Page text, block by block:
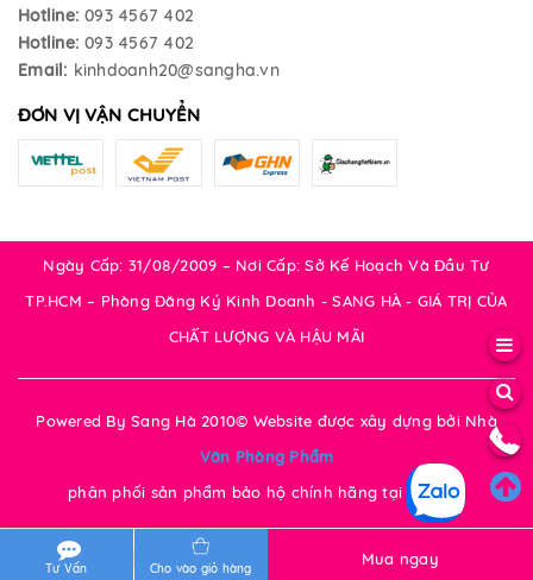
Tư Vấn Cho vào giỏ hàng
Mua ngay
Hotline: 093 4567 402
Hotline: 093 4567 402
Email: kinhdoanh20@sangha.vn
ĐƠN VỊ VẬN CHUYỂN
Ngày Cấp: 31/08/2009 – Nơi Cấp: Sở Kế Hoạch Và Đầu Tư
TP.HCM – Phòng Đăng Ký Kinh Doanh - SANG HÀ - GIÁ TRỊ CỦA
CHẤT LƯỢNG VÀ HẬU MÃI
Powered By Sang Hà 2010© Website được xây dựng bởi
Văn Phòng Phẩm
Nhà
phân phối sản phẩm bảo hộ chính hãng tại Tp.HCM